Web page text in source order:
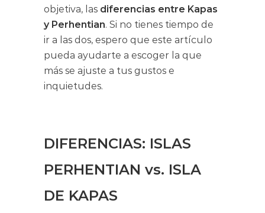
objetiva, las diferencias entre Kapas
y Perhentian. Si no tienes tiempo de
ir a las dos, espero que este artículo
pueda ayudarte a escoger la que
más se ajuste a tus gustos e
inquietudes.
DIFERENCIAS: ISLAS
PERHENTIAN vs. ISLA
DE KAPAS